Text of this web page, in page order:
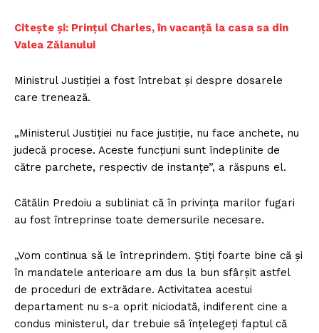
Citește și: Prințul Charles, în vacanță la casa sa din
Valea Zălanului
Ministrul Justiţiei a fost întrebat şi despre dosarele
care trenează.
„Ministerul Justiţiei nu face justiţie, nu face anchete, nu
judecă procese. Aceste funcţiuni sunt îndeplinite de
către parchete, respectiv de instanţe”, a răspuns el.
Cătălin Predoiu a subliniat că în privinţa marilor fugari
au fost întreprinse toate demersurile necesare.
„Vom continua să le întreprindem. Ştiţi foarte bine că şi
în mandatele anterioare am dus la bun sfârşit astfel
de proceduri de extrădare. Activitatea acestui
departament nu s-a oprit niciodată, indiferent cine a
condus ministerul, dar trebuie să înţelegeţi faptul că